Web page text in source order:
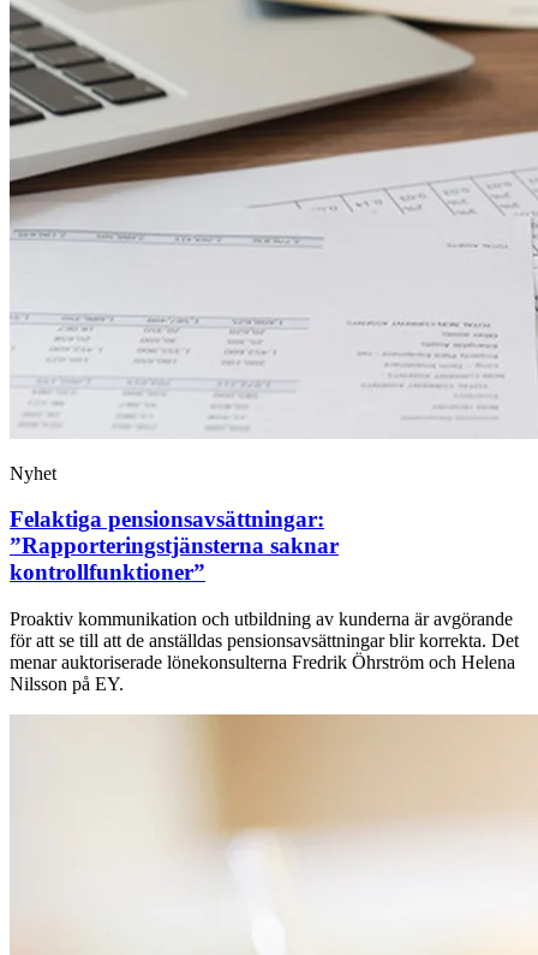
Nyhet
Felaktiga pensionsavsättningar:
”Rapporteringstjänsterna saknar
kontrollfunktioner”
Proaktiv kommunikation och utbildning av kunderna är avgörande
för att se till att de anställdas pensionsavsättningar blir korrekta. Det
menar auktoriserade lönekonsulterna Fredrik Öhrström och Helena
Nilsson på EY.